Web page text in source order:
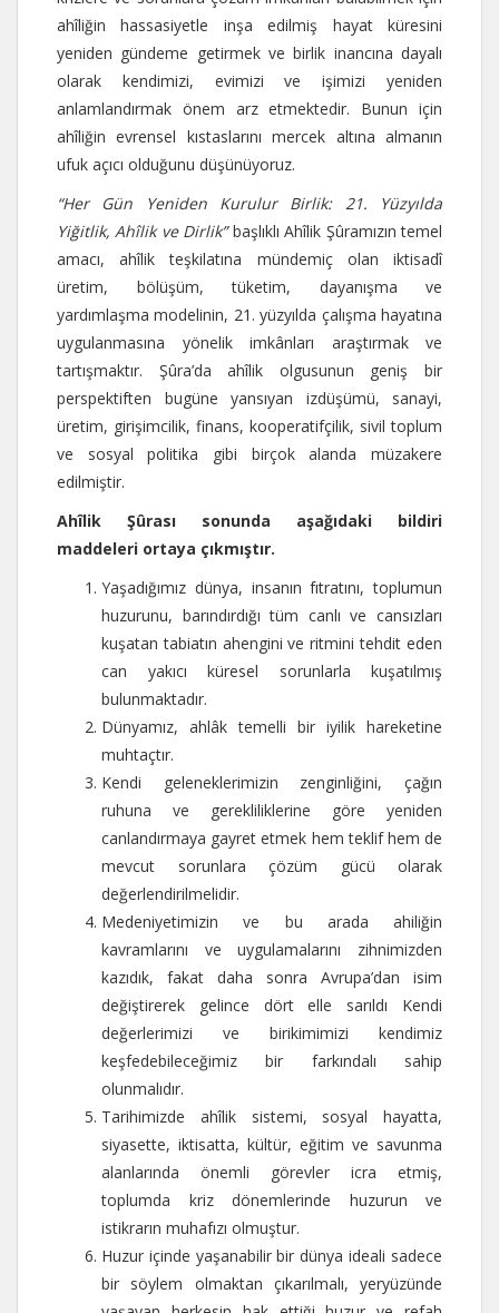
ahîliğin hassasiyetle inşa edilmiş hayat küresini
yeniden gündeme getirmek ve birlik inancına dayalı
olarak kendimizi, evimizi ve işimizi yeniden
anlamlandırmak önem arz etmektedir. Bunun için
ahîliğin evrensel kıstaslarını mercek altına almanın
ufuk açıcı olduğunu düşünüyoruz.
“Her Gün Yeniden Kurulur Birlik: 21. Yüzyılda
Yiğitlik, Ahîlik ve Dirlik”başlıklı Ahîlik Şûramızın temel
amacı, ahîlik teşkilatına mündemiç olan iktisadî
üretim, bölüşüm, tüketim, dayanışma ve
yardımlaşma modelinin, 21. yüzyılda çalışma hayatına
uygulanmasına yönelik imkânları araştırmak ve
tartışmaktır. Şûra’da ahîlik olgusunun geniş bir
perspektiften bugüne yansıyan izdüşümü, sanayi,
üretim, girişimcilik, finans, kooperatifçilik, sivil toplum
ve sosyal politika gibi birçok alanda müzakere
edilmiştir.
Ahîlik Şûrası sonunda aşağıdaki bildiri
maddeleri ortaya çıkmıştır.
Yaşadığımız dünya, insanın fıtratını, toplumun
huzurunu, barındırdığı tüm canlı ve cansızları
kuşatan tabiatın ahengini ve ritmini tehdit eden
can yakıcı küresel sorunlarla kuşatılmış
bulunmaktadır.
Dünyamız, ahlâk temelli bir iyilik hareketine
muhtaçtır.
Kendi geleneklerimizin zenginliğini, çağın
ruhuna ve gerekliliklerine göre yeniden
canlandırmaya gayret etmek hem teklif hem de
mevcut sorunlara çözüm gücü olarak
değerlendirilmelidir.
Medeniyetimizin ve bu arada ahiliğin
kavramlarını ve uygulamalarını zihnimizden
kazıdık, fakat daha sonra Avrupa’dan isim
değiştirerek gelince dört elle sarıldı Kendi
değerlerimizi ve birikimimizi kendimiz
keşfedebileceğimiz bir farkındalı sahip
olunmalıdır.
Tarihimizde ahîlik sistemi, sosyal hayatta,
siyasette, iktisatta, kültür, eğitim ve savunma
alanlarında önemli görevler icra etmiş,
toplumda kriz dönemlerinde huzurun ve
istikrarın muhafızı olmuştur.
Huzur içinde yaşanabilir bir dünya ideali sadece
bir söylem olmaktan çıkarılmalı, yeryüzünde